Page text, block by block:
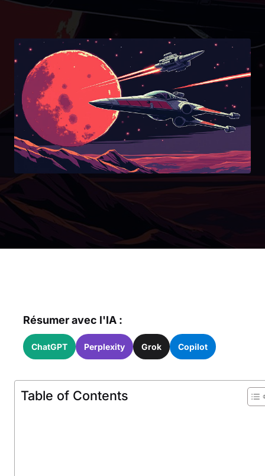
Résumer avec l'IA :
ChatGPT Perplexity Grok Copilot
Table of Contents